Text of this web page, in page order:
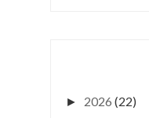
► 2026 (22)